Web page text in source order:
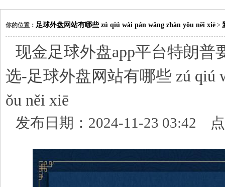
你的位置： 足球外盘网站有哪些 zú qiú wài pán wǎng zhàn yǒu něi xiē >
现金足球外盘app平台特朗普
选-足球外盘网站有哪些 zú qiú
ǒu něi xiē
发布日期：2024-11-23 03:42